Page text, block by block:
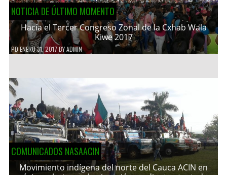
NOTICIA DE ÚLTIMO MOMENTO
Hacía el Tercer Congreso Zonal de la Cxhab Wala
Kiwe 2017
PDENERO 31, 2017 BYADMIN
COMUNICADOS NASAACIN
Movimiento indígena del norte del Cauca ACIN en